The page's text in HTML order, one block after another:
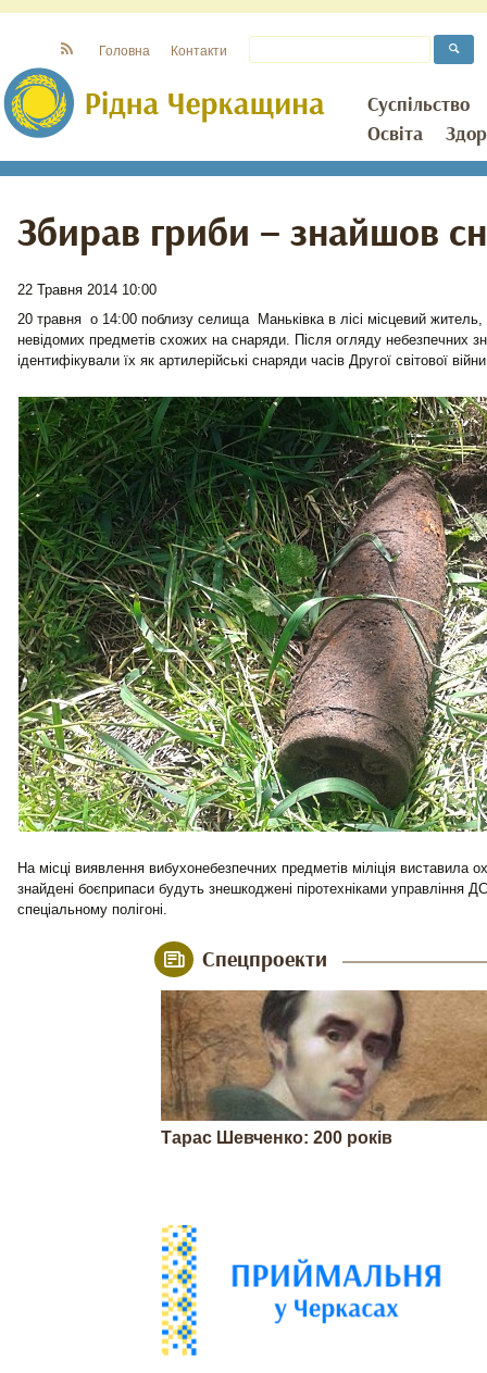
Суспільство
Освіта
Головна Контакти
Збирав гриби – знайшов
22 Травня 2014 10:00
20 травня о 14:00 поблизу селища Маньківка в лісі місцевий
невідомих предметів схожих на снаряди. Після огляду небезпечних
ідентифікували їх як артилерійські снаряди часів Другої світової
На місці виявлення вибухонебезпечних предметів міліція виставила
знайдені боєприпаси будуть знешкоджені піротехніками управління
спеціальному полігоні.
Спецпроекти
Тарас Шевченко: 200 років